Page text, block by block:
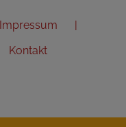
Impressum
Kontakt